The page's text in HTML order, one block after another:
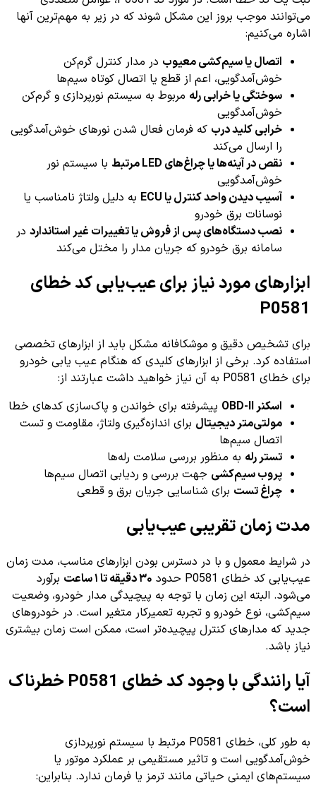
می‌توانند موجب بروز این مشکل شوند که در زیر به مهم‌ترین آنها
اشاره می‌کنیم:
اتصال یا سیم‌کشی معیوب در مدار کنترل گرم‌کن
خوش‌آمدگویی، اعم از قطع یا اتصال کوتاه سیم‌ها
سوختگی یا خرابی رله مربوط به سیستم نورپردازی و گرم‌کن
خوش‌آمدگویی
خرابی کلید درب که فرمان فعال شدن نورهای خوش‌آمدگویی
را ارسال می‌کند
نقص در آینه‌ها یا چراغ‌های LED مرتبط
با سیستم نور
خوش‌آمدگویی
آسیب دیدن واحد کنترل یا ECU
به دلیل ولتاژ نامناسب یا
نوسانات برق خودرو
نصب دستگاه‌های پس از فروش یا تغییرات غیر استاندارد در
سامانه برق خودرو که جریان مدار را مختل می‌کند
ابزارهای مورد نیاز برای عیب‌یابی کد خطای
P0581
برای تشخیص دقیق و موشکافانه مشکل باید از ابزارهای تخصصی
استفاده کرد. برخی از ابزارهای کلیدی که هنگام عیب یابی خودرو
برای خطای P0581 به آن نیاز خواهید داشت عبارتند از:
اسکنر OBD-II
پیشرفته برای خواندن و پاک‌سازی کدهای خطا
مولتی‌متر دیجیتال برای اندازه‌گیری ولتاژ، مقاومت و تست
اتصال سیم‌ها
تستر رله به منظور بررسی سلامت رله‌ها
پروب سیم‌کشی جهت بررسی و ردیابی اتصال سیم‌ها
چراغ تست برای شناسایی جریان برق و قطعی
مدت زمان تقریبی عیب‌یابی
در شرایط معمول و با در دسترس بودن ابزارهای مناسب، مدت زمان
عیب‌یابی کد خطای P0581 حدود
۳۰ دقیقه تا ۱ ساعت
برآورد
می‌شود. البته این زمان با توجه به پیچیدگی مدار خودرو، وضعیت
سیم‌کشی، نوع خودرو و تجربه تعمیرکار متغیر است. در خودروهای
جدید که مدارهای کنترل پیچیده‌تر است، ممکن است زمان بیشتری
نیاز باشد.
آیا رانندگی با وجود کد خطای P0581 خطرناک
است؟
به طور کلی، خطای P0581 مرتبط با سیستم نورپردازی
خوش‌آمدگویی است و تاثیر مستقیمی بر عملکرد موتور یا
سیستم‌های ایمنی حیاتی مانند ترمز یا فرمان ندارد. بنابراین: